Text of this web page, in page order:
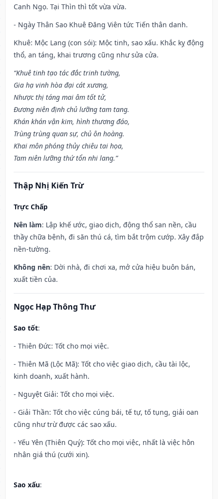
Canh Ngọ. Tại Thìn thì tốt vừa vừa.
- Ngày Thân Sao Khuê Đăng Viên tức Tiến thân danh.
Khuê: Mộc Lang (con sói): Mộc tinh, sao xấu. Khắc kỵ động
thổ, an táng, khai trương cũng như sửa cửa.
“Khuê tinh tạo tác đắc trinh tường,
Gia hạ vinh hòa đại cát xương,
Nhược thị táng mai âm tốt tử,
Đương niên định chủ lưỡng tam tang.
Khán khán vận kim, hình thương đáo,
Trùng trùng quan sự, chủ ôn hoàng.
Khai môn phóng thủy chiêu tai họa,
Tam niên lưỡng thứ tổn nhi lang.”
Thập Nhị Kiến Trừ
Trực Chấp
Nên làm: Lập khế ước, giao dịch, động thổ san nền, cầu
thầy chữa bệnh, đi săn thú cá, tìm bắt trộm cướp. Xây đắp
nền-tường.
Không nên: Dời nhà, đi chơi xa, mở cửa hiệu buôn bán,
xuất tiền của.
Ngọc Hạp Thông Thư
Sao tốt:
- Thiên Đức: Tốt cho mọi việc.
- Thiên Mã (Lộc Mã): Tốt cho việc giao dịch, cầu tài lộc,
kinh doanh, xuất hành.
- Nguyệt Giải: Tốt cho mọi việc.
- Giải Thần: Tốt cho việc cúng bái, tế tự, tố tụng, giải oan
cũng như trừ được các sao xấu.
- Yếu Yên (Thiên Quý): Tốt cho mọi việc, nhất là việc hôn
nhân giá thú (cưới xin).
Sao xấu: